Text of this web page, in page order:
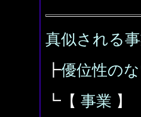
真似される
┣優位性の
┗【 事業 】